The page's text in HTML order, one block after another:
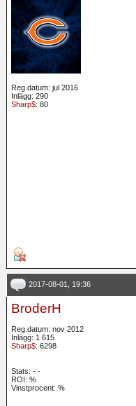
Reg.datum: jul 2016
Inlägg: 290
Sharp$: 80
2017-08-01, 19:36
BroderH
Reg.datum: nov 2012
Inlägg: 1 615
Sharp$: 6298
Stats: - -
ROI: %
Vinstprocent: %